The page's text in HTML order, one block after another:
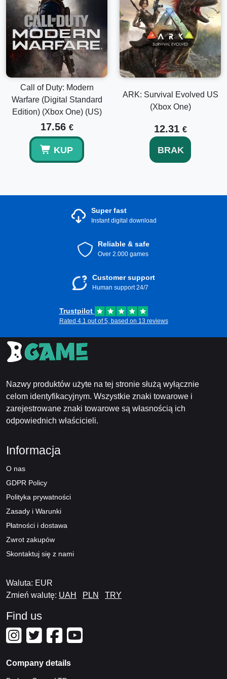
Call of Duty: Modern
Warfare (Digital Standard
Edition) (Xbox One) (US)
17.56 €
KUP
ARK: Survival Evolved US
(Xbox One)
12.31 €
BRAK
Super fast
Instant digital download
Reliable & safe
Over 2.000 games
Customer support
Human support 24/7
Trustpilot
Rated 4.1 out of 5, based on 13 reviews
Nazwy produktów użyte na tej stronie służą wyłącznie
celom identyfikacyjnym. Wszystkie znaki towarowe i
zarejestrowane znaki towarowe są własnością ich
odpowiednich właścicieli.
Informacja
O nas
GDPR Policy
Polityka prywatności
Zasady i Warunki
Płatności i dostawa
Zwrot zakupów
Skontaktuj się z nami
Waluta: EUR
Zmień walutę: UAH PLN TRY
Find us
Company details